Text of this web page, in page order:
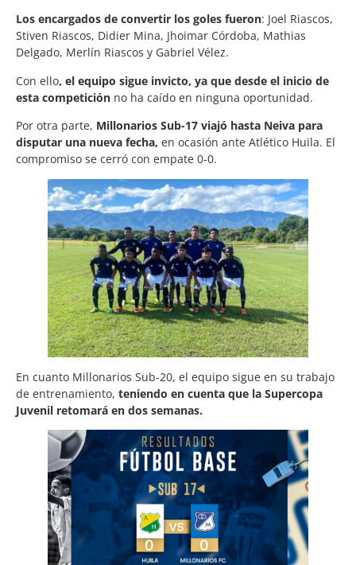
Los encargados de convertir los goles fueron: Joel Riascos,
Stiven Riascos, Didier Mina, Jhoimar Córdoba, Mathias
Delgado, Merlín Riascos y Gabriel Vélez.
Con ello, el equipo sigue invicto, ya que desde el inicio de
esta competición no ha caído en ninguna oportunidad.
Por otra parte, Millonarios Sub-17 viajó hasta Neiva para
disputar una nueva fecha, en ocasión ante Atlético Huila. El
compromiso se cerró con empate 0-0.
En cuanto Millonarios Sub-20, el equipo sigue en su trabajo
de entrenamiento, teniendo en cuenta que la Supercopa
Juvenil retomará en dos semanas.